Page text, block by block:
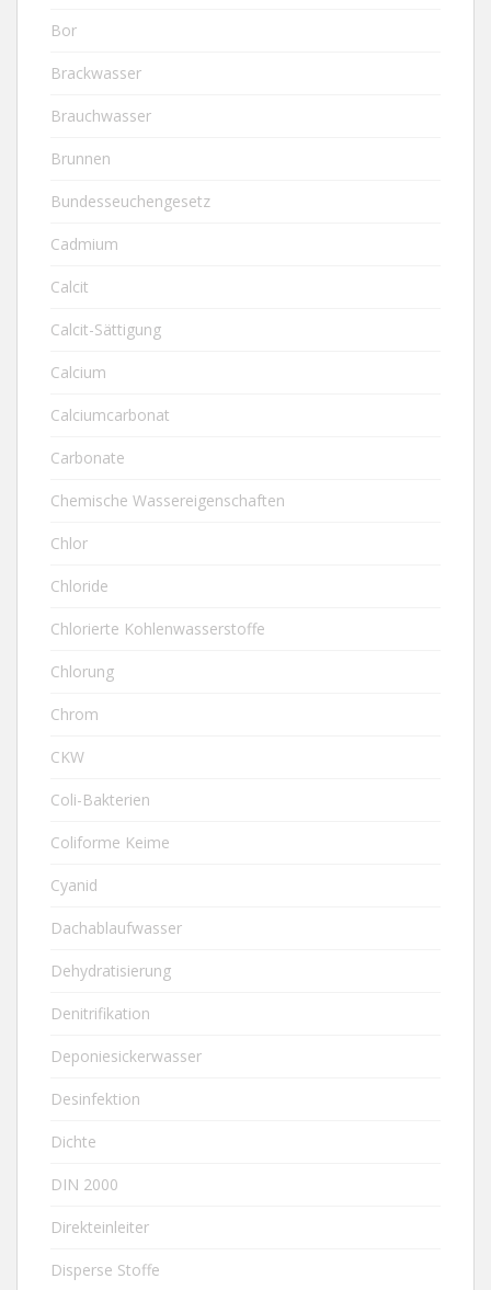
Bor
Brackwasser
Brauchwasser
Brunnen
Bundesseuchengesetz
Cadmium
Calcit
Calcit-Sättigung
Calcium
Calciumcarbonat
Carbonate
Chemische Wassereigenschaften
Chlor
Chloride
Chlorierte Kohlenwasserstoffe
Chlorung
Chrom
CKW
Coli-Bakterien
Coliforme Keime
Cyanid
Dachablaufwasser
Dehydratisierung
Denitrifikation
Deponiesickerwasser
Desinfektion
Dichte
DIN 2000
Direkteinleiter
Disperse Stoffe